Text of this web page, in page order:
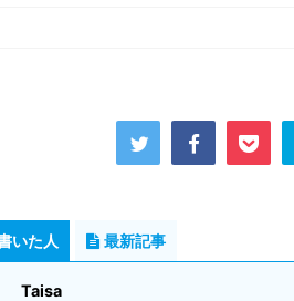
いた人 最新記事
Taisa